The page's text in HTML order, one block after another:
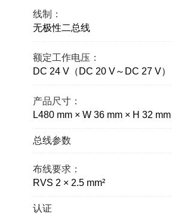
线制：
无极性二总线
额定工作电压：
DC 24 V（DC 20 V～DC 27 V）
产品尺寸：
L480 mm × W 36 mm × H 32 mm
总线参数
布线要求：
RVS 2 × 2.5 mm²
认证